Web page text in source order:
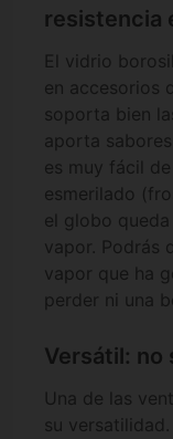
resistencia
El vidrio
en accesorios
soporta bien
aporta
es muy fácil
esmerilado
el globo
vapor. Podrás
vapor que ha
perder ni una
Versátil: no
Una de las
su